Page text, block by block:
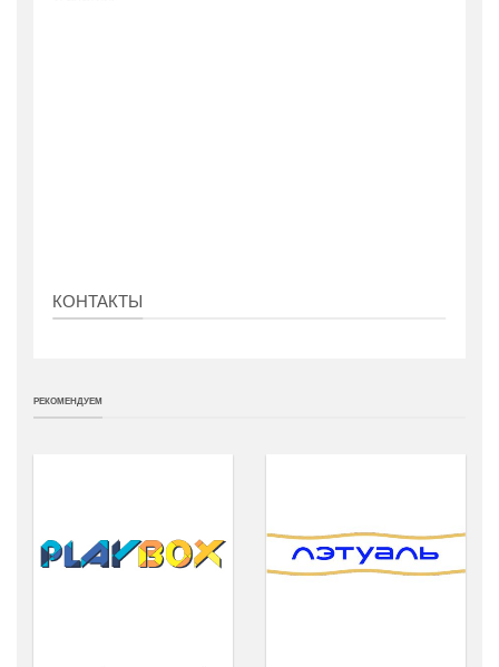
КОНТАКТЫ
РЕКОМЕНДУЕМ